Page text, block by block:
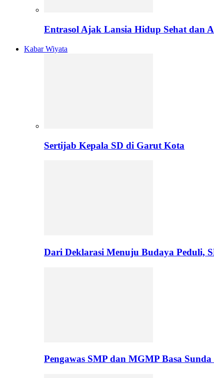
Entrasol Ajak Lansia Hidup Sehat dan
Kabar Wiyata
Sertijab Kepala SD di Garut Kota
Dari Deklarasi Menuju Budaya Peduli,
Pengawas SMP dan MGMP Basa